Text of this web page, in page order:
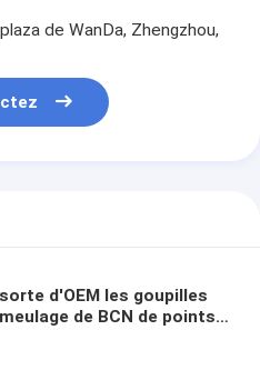
de WanDa, Zhengzhou,
d'OEM les goupilles
de BCN de points